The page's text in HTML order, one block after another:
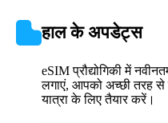
हाल के अपडेट्स
eSIM प्रौद्योगिकी में
लगाएं, आपको अच्छी तरह
यात्रा के लिए तैयार करें।